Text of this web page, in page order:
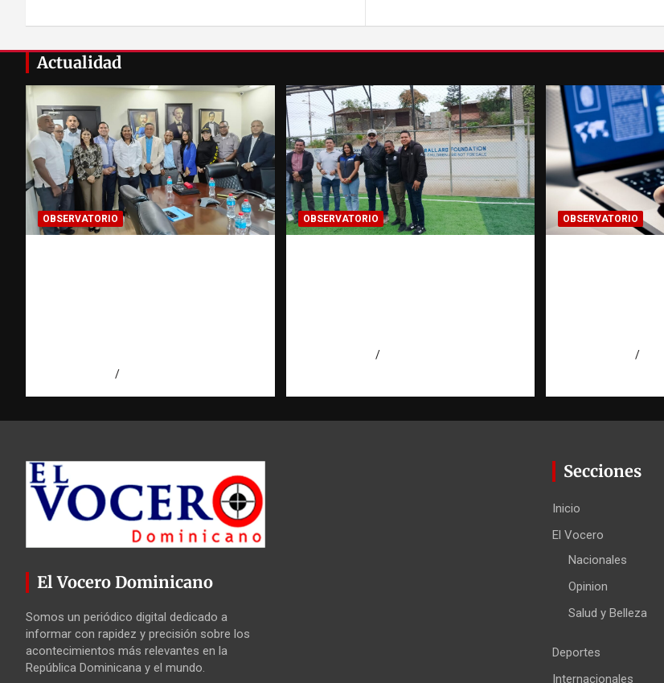
entradas
Actualidad
OBSERVATORIO OBSERVATORIO OBSERVATORIO
El Vocero Dominicano
Somos un periódico digital dedicado a
informar con rapidez y precisión sobre los
acontecimientos más relevantes en la
República Dominicana y el mundo.
Secciones
Inicio
El Vocero
Nacionales
Opinion
Salud y Belleza
Deportes
Internacionales